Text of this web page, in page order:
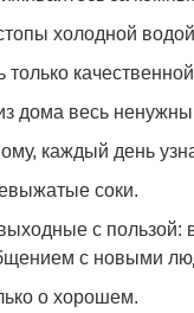
холодной
только
дома весь
каждый день
соки.
с пользой:
с новыми
о хорошем.